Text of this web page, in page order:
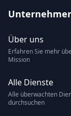
Über uns
Erfahren Sie mehr
Mission
Alle Dienste
Alle überwachten
durchsuchen